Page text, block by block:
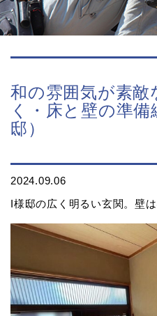
和の雰囲気が素敵
く・床と壁の準
邸）
2024.09.06
I様邸の広く明るい玄関。壁は